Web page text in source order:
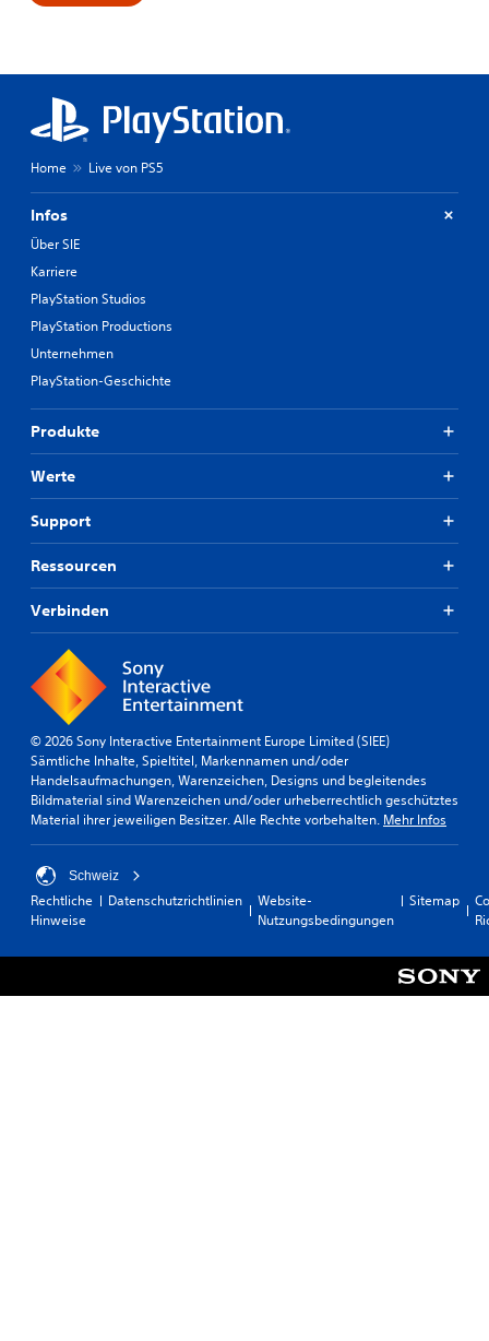
Home Live von PS5
Infos
Über SIE
Karriere
PlayStation Studios
PlayStation Productions
Unternehmen
PlayStation-Geschichte
Produkte
Werte
Support
Ressourcen
Verbinden
© 2026 Sony Interactive Entertainment Europe Limited (SIEE)
Sämtliche Inhalte, Spieltitel, Markennamen und/oder
Handelsaufmachungen, Warenzeichen, Designs und begleitendes
Bildmaterial sind Warenzeichen und/oder urheberrechtlich geschütztes
Material ihrer jeweiligen Besitzer. Alle Rechte vorbehalten. Mehr Infos
Schweiz
Rechtliche
Hinweise
Datenschutzrichtlinien
Website-
Nutzungsbedingungen
Sitemap